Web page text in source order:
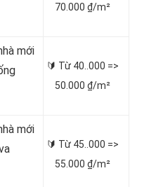
70.000 ₫/m²
mới
🔰 Từ 40..000 =>
50.000 ₫/m²
mới
🔰 Từ 45..000 =>
55.000 ₫/m²